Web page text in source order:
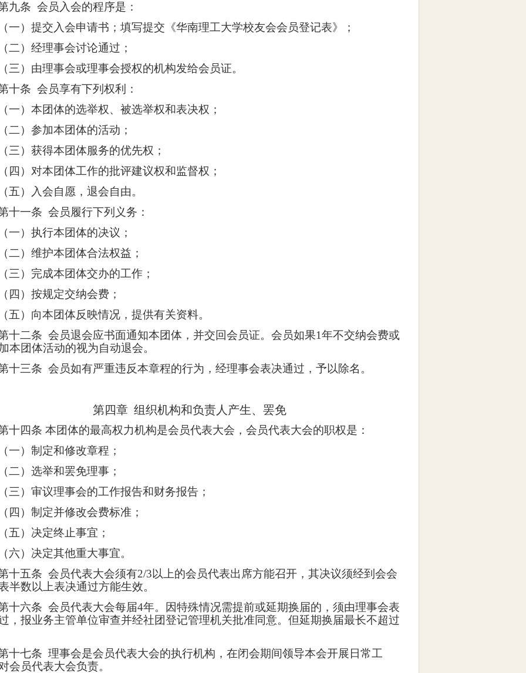
九条 会员入会的程序是：
一）提交入会申请书；填写提交《华南理工大学校友会会员登记表》；
二）经理事会讨论通过；
三）由理事会或理事会授权的机构发给会员证。
十条 会员享有下列权利：
一）本团体的选举权、被选举权和表决权；
二）参加本团体的活动；
三）获得本团体服务的优先权；
四）对本团体工作的批评建议权和监督权；
五）入会自愿，退会自由。
十一条 会员履行下列义务：
一）执行本团体的决议；
二）维护本团体合法权益；
三）完成本团体交办的工作；
四）按规定交纳会费；
五）向本团体反映情况，提供有关资料。
十二条 会员退会应书面通知本团体，并交回会员证。会员如果1年不交纳会费或
本团体活动的视为自动退会。
十三条 会员如有严重违反本章程的行为，经理事会表决通过，予以除名。
第四章 组织机构和负责人产生、罢免
十四条 本团体的最高权力机构是会员代表大会，会员代表大会的职权是：
一）制定和修改章程；
二）选举和罢免理事；
三）审议理事会的工作报告和财务报告；
四）制定并修改会费标准；
五）决定终止事宜；
六）决定其他重大事宜。
十五条 会员代表大会须有2/3以上的会员代表出席方能召开，其决议须经到会会
半数以上表决通过方能生效。
十六条 会员代表大会每届4年。因特殊情况需提前或延期换届的，须由理事会表
，报业务主管单位审查并经社团登记管理机关批准同意。但延期换届最长不超过
十七条 理事会是会员代表大会的执行机构，在闭会期间领导本会开展日常工
会员代表大会负责。